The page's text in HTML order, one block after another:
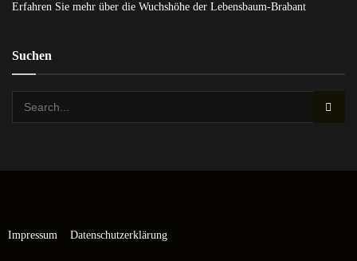
Erfahren Sie mehr über die Wuchshöhe der Lebensbaum-Brabant
Suchen
Impressum Datenschutzerklärung